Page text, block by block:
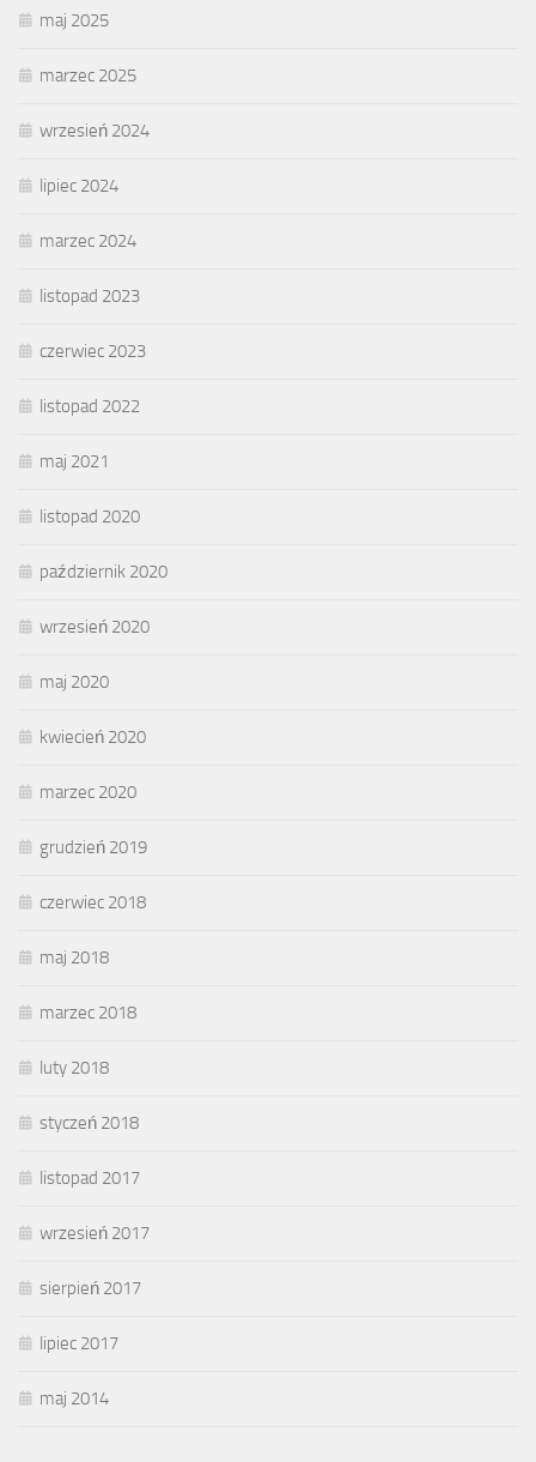
maj 2025
marzec 2025
wrzesień 2024
lipiec 2024
marzec 2024
listopad 2023
czerwiec 2023
listopad 2022
maj 2021
listopad 2020
październik 2020
wrzesień 2020
maj 2020
kwiecień 2020
marzec 2020
grudzień 2019
czerwiec 2018
maj 2018
marzec 2018
luty 2018
styczeń 2018
listopad 2017
wrzesień 2017
sierpień 2017
lipiec 2017
maj 2014